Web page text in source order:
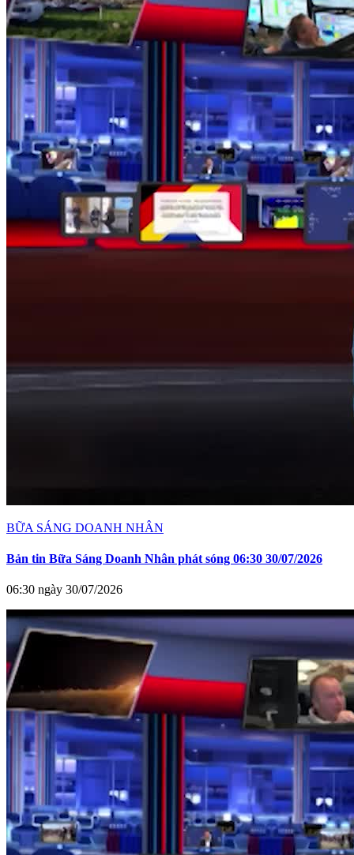
BỮA SÁNG DOANH NHÂN
Bản tin Bữa Sáng Doanh Nhân phát sóng 06:30 30/07/2026
06:30 ngày 30/07/2026